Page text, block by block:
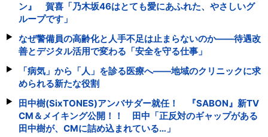
ン』 賀喜「乃木坂46はとても愛にあふれた、やさしいグ
ループです」
なぜ警備員の高齢化と人手不足は止まらないのか――待遇改
善とデジタル活用で変わる「安全を守る仕事」
「病気」から「人」を診る医療へ――地域のクリニックに求
められる新たな役割
田中樹(SixTONES)アンバサダー就任！ 『SABON』新TV
CM＆メイキング公開！！ 田中「正反対のギャップがある
田中樹が、CMに詰め込まれている…」